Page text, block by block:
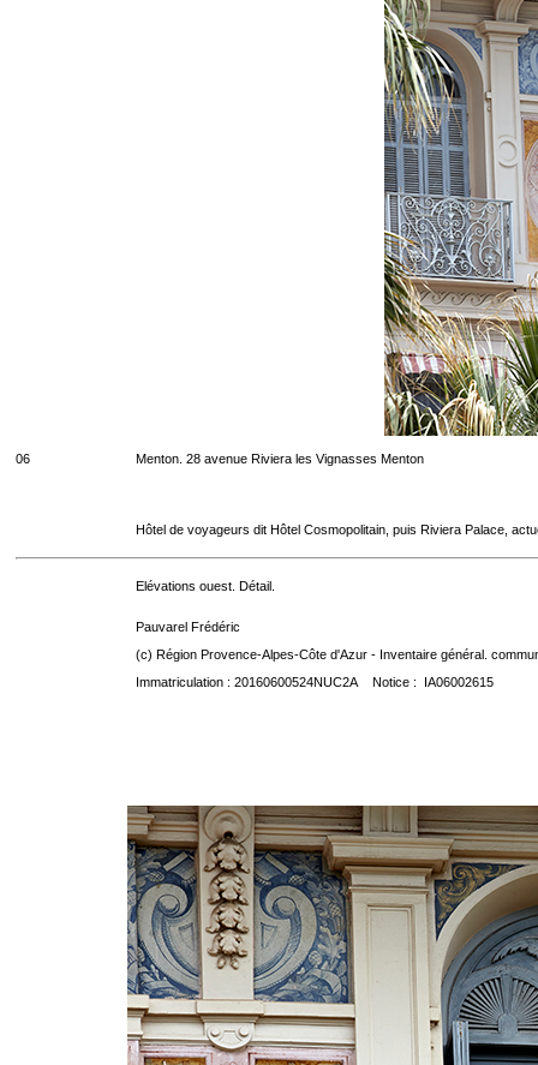
06 Menton. 28 avenue Riviera les Vignasses Menton
Hôtel de voyageurs dit Hôtel Cosmopolitain, puis Riviera Palace,
Elévations ouest. Détail.
Pauvarel Frédéric
(c) Région Provence-Alpes-Côte d'Azur - Inventaire général.
Immatriculation : 20160600524NUC2A Notice : IA06002615